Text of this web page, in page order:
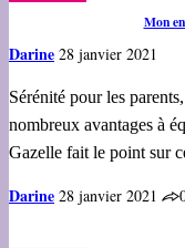
Mon
Darine 28 janvier 2021
Sérénité pour les
nombreux avantages à
Gazelle fait le point sur
Darine 28 janvier 2021